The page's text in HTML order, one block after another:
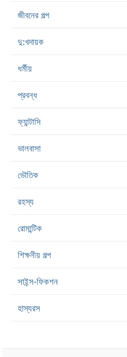
জীবনের গল্প
দু:খদায়ক
ধর্মীয়
প্রবন্ধ
ফ্যান্টাসি
ভালবাসা
ভৌতিক
রহস্য
রোমান্টিক
শিক্ষনীয় গল্প
সাইন্স-ফিকশন
হাস্যরস